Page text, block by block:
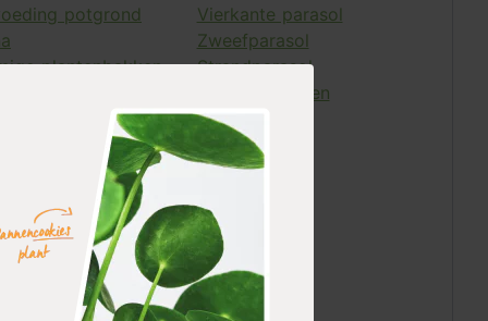
potgrond
plantenbakken
rozenbogen
plantenbakken
Vierkante parasol
Zweefparasol
Strandparasol
Moestuinspullen
Pergola